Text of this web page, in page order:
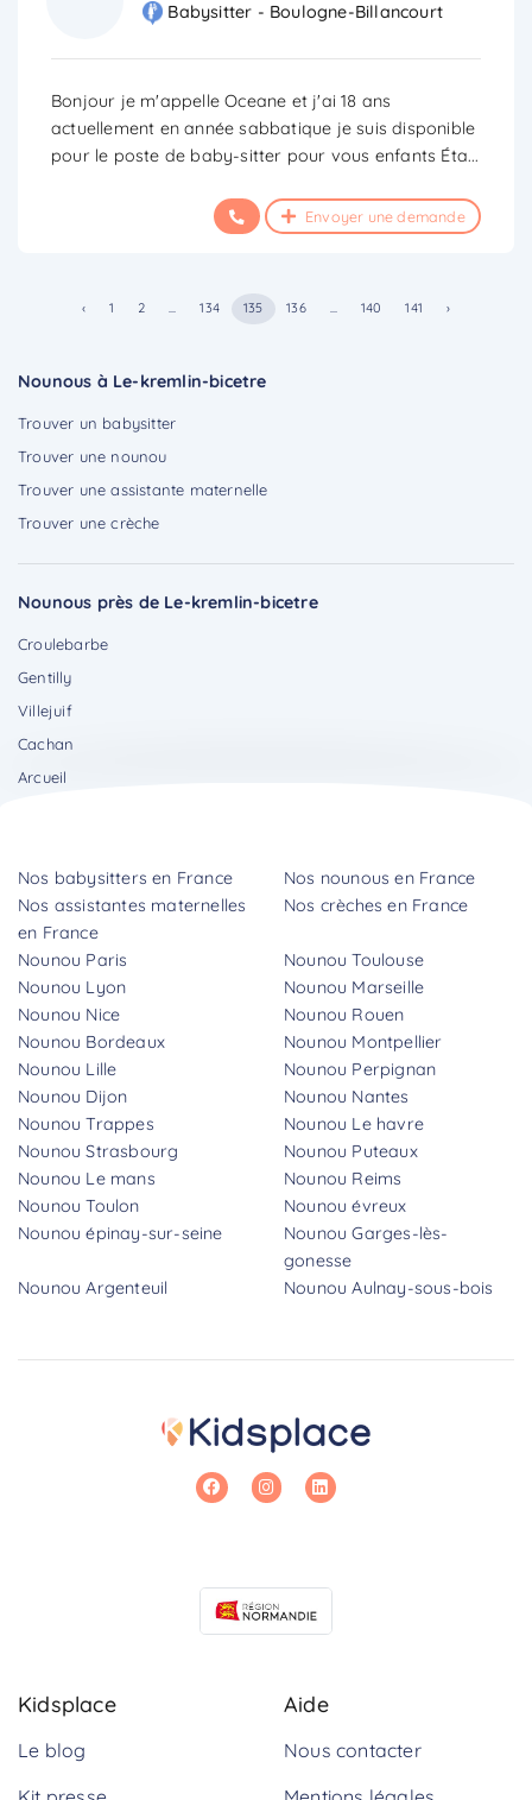
Nounous à Le-kremlin-bicetre
Trouver un babysitter
Trouver une nounou
Trouver une assistante maternelle
Trouver une crèche
Nounous près de Le-kremlin-bicetre
Croulebarbe
Gentilly
Villejuif
Cachan
Arcueil
Babysitter - Boulogne-Billancourt
Bonjour je m'appelle Oceane et j'ai 18 ans
actuellement en année sabbatique je suis disponible
pour le poste de baby-sitter pour vous enfants Éta...
Envoyer une demande
‹ 1 2 ... 134 135 136 ... 140 141 ›
Nos babysitters en France
Nos nounous en France
Nos assistantes maternelles
en France
Nos crèches en France
Nounou Paris
Nounou Toulouse
Nounou Lyon
Nounou Marseille
Nounou Nice
Nounou Rouen
Nounou Bordeaux
Nounou Montpellier
Nounou Lille
Nounou Perpignan
Nounou Dijon
Nounou Nantes
Nounou Trappes
Nounou Le havre
Nounou Strasbourg
Nounou Puteaux
Nounou Le mans
Nounou Reims
Nounou Toulon
Nounou évreux
Nounou épinay-sur-seine
Nounou Garges-lès-
gonesse
Nounou Argenteuil
Nounou Aulnay-sous-bois
Kidsplace
Le blog
Aide
Nous contacter